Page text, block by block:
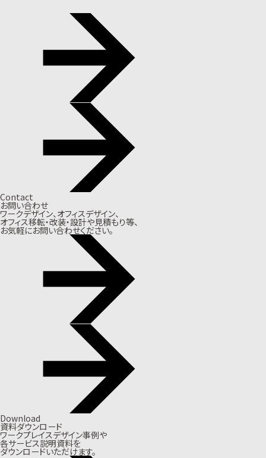
Contact
お問い合わせ
ワークデザイン、オフィスデザイン、
オフィス移転・改装・設計や見積もり等、
お気軽にお問い合わせください。
Download
資料ダウンロード
ワークプレイスデザイン事例や
各サービス説明資料を
ダウンロードいただけます。